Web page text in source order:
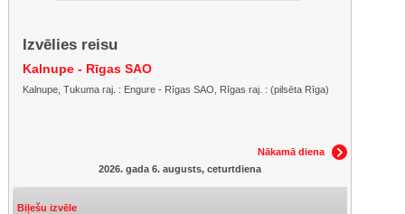
Izvēlies reisu
Kalnupe - Rīgas SAO
Kalnupe, Tukuma raj. : Engure - Rīgas SAO, Rīgas raj. : (pilsēta Rīga)
Nākamā diena
2026. gada 6. augusts, ceturtdiena
Biļešu izvēle